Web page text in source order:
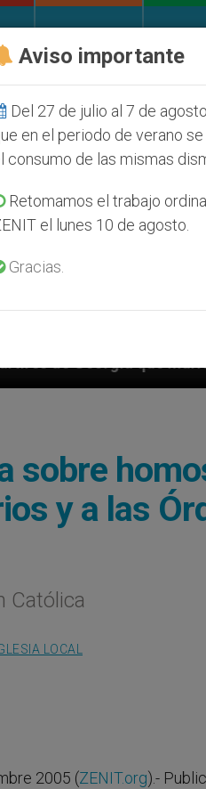
murieron defendiendo el
sobre
y a las
Católica
LOCAL
2005 (ZENIT.org).-
Aviso importante
Del 27 de julio al 7 de
en el periodo de verano
consumo de las mismas
Retomamos el trabajo
el lunes 10 de agosto.
Gracias.